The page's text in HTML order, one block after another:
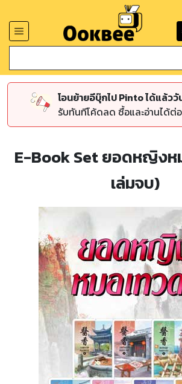
โอนย้ายอีบุ๊กไป Pinto ได้แล้ว
รับทันทีโค้ดลด ซื้อและอ่านได้ต่
E-Book Set ยอดหญิงห
เล่มจบ)